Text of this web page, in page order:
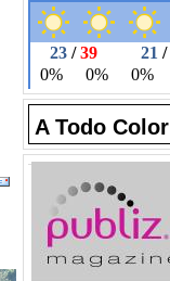
A Todo Color